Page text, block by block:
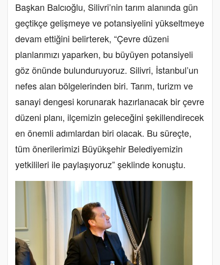
Başkan Balcıoğlu, Silivri’nin tarım alanında gün
geçtikçe gelişmeye ve potansiyelini yükseltmeye
devam ettiğini belirterek, “Çevre düzeni
planlarımızı yaparken, bu büyüyen potansiyeli
göz önünde bulunduruyoruz. Silivri, İstanbul’un
nefes alan bölgelerinden biri. Tarım, turizm ve
sanayi dengesi korunarak hazırlanacak bir çevre
düzeni planı, ilçemizin geleceğini şekillendirecek
en önemli adımlardan biri olacak. Bu süreçte,
tüm önerilerimizi Büyükşehir Belediyemizin
yetkilileri ile paylaşıyoruz” şeklinde konuştu.